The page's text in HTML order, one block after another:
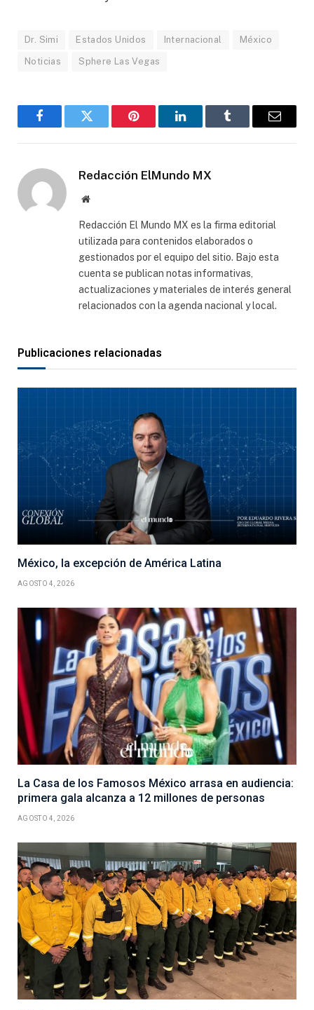
Dr. Simi Estados Unidos Internacional México
Noticias Sphere Las Vegas
FacebookGorjeo Pinterest LinkedInTumblr
Correo
Redacción ElMundo MX
Sitio
Redacción El Mundo MX es la firma editorial
utilizada para contenidos elaborados o
gestionados por el equipo del sitio. Bajo esta
cuenta se publican notas informativas,
actualizaciones y materiales de interés general
relacionados con la agenda nacional y local.
Publicaciones relacionadas
México, la excepción de América Latina
AGOSTO 4, 2026
La Casa de los Famosos México arrasa en audiencia:
primera gala alcanza a 12 millones de personas
AGOSTO 4, 2026